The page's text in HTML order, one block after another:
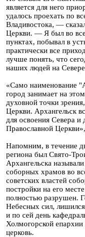
является для него
удалось проехать по
Владивостока, —
Церкви. — Я был во
пунктах, побывал в
практически все
лучше понять, что
наших людей на
«Само наименование
город занимает на
духовной точки
Церкви. Архангельск
для освоения Севера и
Православной
Напомним, в течение
региона был Свято-
Архангельска
соборных храмов во
советских властей
постройки на его
полностью разрушен.
Небесных сил,
и по сей день
Холмогорской
церковь.